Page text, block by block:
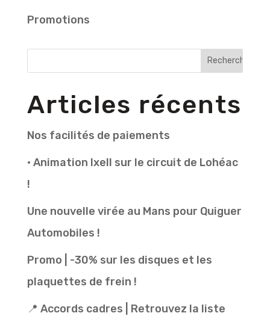
Promotions
Articles récents
Nos facilités de paiements
• Animation Ixell sur le circuit de Lohéac
!
Une nouvelle virée au Mans pour Quiguer
Automobiles !
Promo | -30% sur les disques et les
plaquettes de frein !
📍 Accords cadres | Retrouvez la liste